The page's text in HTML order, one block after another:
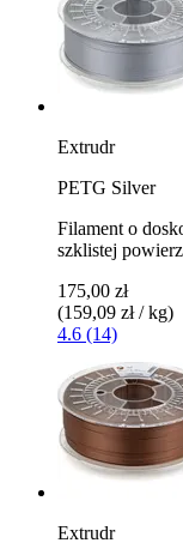
Extrudr
PETG Silver
Filament o
szklistej
175,00 zł
(159,09 zł / kg)
4.6 (14)
Extrudr